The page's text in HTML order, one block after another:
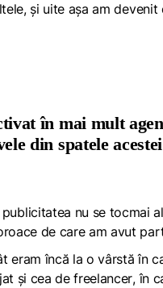
și uite așa am
în mai mult
din spatele
nu se tocmai
de care am avut
eram încă la o vârstă în
și cea defreelancer, în